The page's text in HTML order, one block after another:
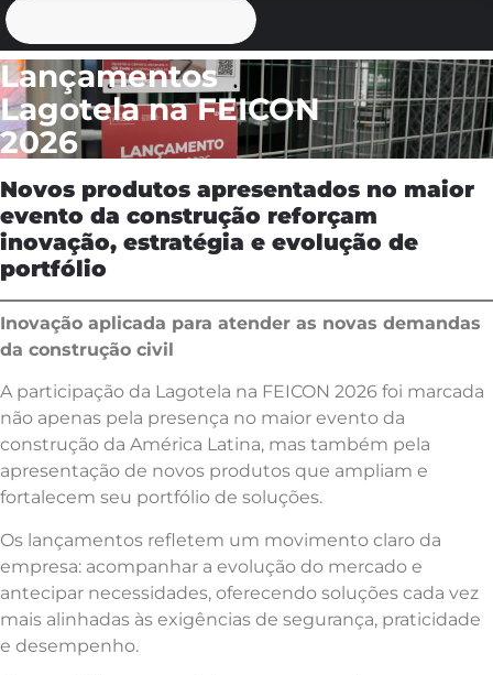
Lançamentos
Lagotela na FEICON
2026
Novos produtos apresentados no maior
evento da construção reforçam
inovação, estratégia e evolução de
portfólio
Inovação aplicada para atender as novas demandas
da construção civil
A participação da Lagotela na FEICON 2026 foi marcada
não apenas pela presença no maior evento da
construção da América Latina, mas também pela
apresentação de novos produtos que ampliam e
fortalecem seu portfólio de soluções.
Os lançamentos refletem um movimento claro da
empresa: acompanhar a evolução do mercado e
antecipar necessidades, oferecendo soluções cada vez
mais alinhadas às exigências de segurança, praticidade
e desempenho.